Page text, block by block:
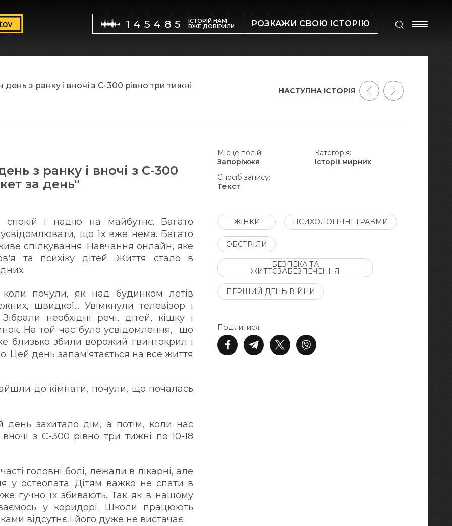
145485 ІСТОРІЙ НАМ
ВЖЕ ДОВІРИЛИ РОЗКАЖИ СВОЮ ІСТОРІЮ
з ранку і вночі з С-300
за день"
і надію на майбутнє. Багато
що їх вже нема. Багато
спілкування. Навчання онлайн, яке
та психіку дітей. Життя стало в
почули, як над будинком летів
швидкої... Увімкнули телевізор і
необхідні речі, дітей, кішку і
На той час було усвідомлення, що
близько збили ворожий гвинтокрил і
Цей день запам'ятається на все життя
до кімнати, почули, що почалась
захитало дім, а потім, коли нас
з С-300 рівно три тижні по 10-18
головні болі, лежали в лікарні, але
у остеопата. Дітям важко не спати в
гучно їх збивають. Так як в нашому
у коридорі. Школи працюють
відсутнє і його дуже не вистачає.
з ранку і вночі з С-300 рівно три тижні
Поділитися:
Місце подій:
Запоріжжя
Категорія:
Історії мирних
Спосіб запису:
Текст
ЖІНКИ ПСИХОЛОГІЧНІ ТРАВМИ
ОБСТРІЛИ
БЕЗПЕКА ТА
ЖИТТЄЗАБЕЗПЕЧЕННЯ
ПЕРШИЙ ДЕНЬ ВІЙНИ
НАСТУПНА ІСТОРІЯ